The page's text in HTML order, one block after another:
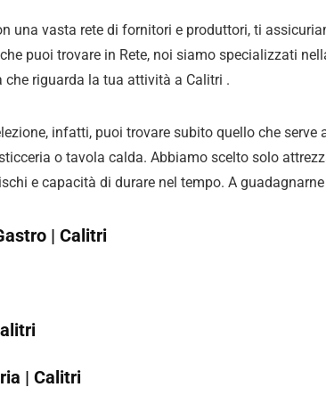
una vasta rete di fornitori e produttori, ti
puoi trovare in Rete, noi siamo specializzati
che riguarda la tua attività a Calitri .
infatti, puoi trovare subito quello che serve
o tavola calda. Abbiamo scelto solo
e capacità di durare nel tempo. A
| Calitri
| Calitri